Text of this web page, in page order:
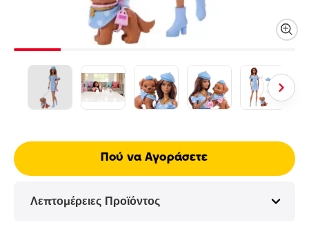
Πού να Αγοράσετε
Λεπτομέρειες Προϊόντος